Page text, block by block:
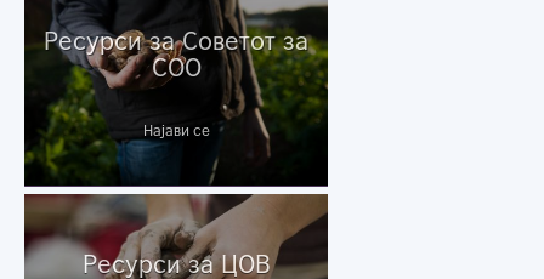
Ресурси за Советот за
СОО
Најави се
Ресурси за ЦОВ